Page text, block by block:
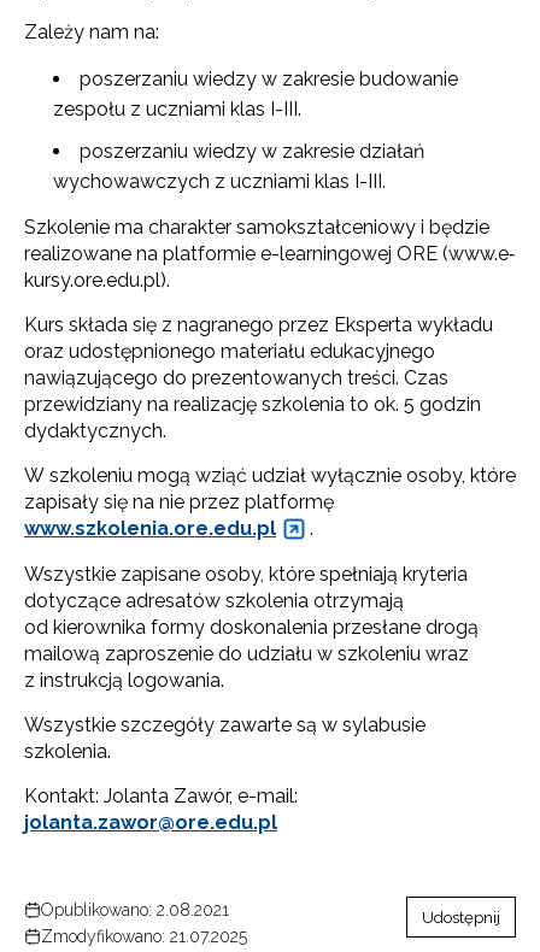
Zależy nam na:
poszerzaniu wiedzy w zakresie budowanie
zespołu z uczniami klas I-III.
poszerzaniu wiedzy w zakresie działań
wychowawczych z uczniami klas I-III.
Szkolenie ma charakter samokształceniowy i będzie
realizowane na platformie e-learningowej ORE (www.e‐
kursy.ore.edu.pl).
Kurs składa się z nagranego przez Eksperta wykładu
oraz udostępnionego materiału edukacyjnego
nawiązującego do prezentowanych treści. Czas
przewidziany na realizację szkolenia to ok. 5 godzin
dydaktycznych.
W szkoleniu mogą wziąć udział wyłącznie osoby, które
zapisały się na nie przez platformę
www.szkolenia.ore.edu.pl
.
Wszystkie zapisane osoby, które spełniają kryteria
dotyczące adresatów szkolenia otrzymają
od kierownika formy doskonalenia przesłane drogą
mailową zaproszenie do udziału w szkoleniu wraz
z instrukcją logowania.
Wszystkie szczegóły zawarte są w sylabusie
szkolenia.
Kontakt: Jolanta Zawór, e-mail:
jolanta.zawor@ore.edu.pl
Opublikowano: 2.08.2021
Zmodyfikowano: 21.07.2025
Udostępnij